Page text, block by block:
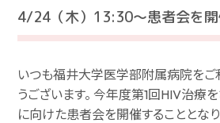
4/24（木）13:30～患者会を開
いつも福井大学医学部附属病院をご
うございます。 今年度第1回HIV治療
に向けた患者会を開催することとな